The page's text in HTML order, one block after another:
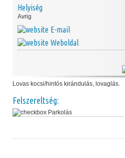
Helyiség
Avrig
E-mail
Weboldal
Lovas kocsi/hintós kirándulás, lovaglás.
Felszereltség:
Parkolás